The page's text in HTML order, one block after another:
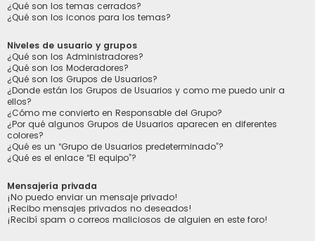
¿Qué son los temas cerrados?
¿Qué son los iconos para los temas?
Niveles de usuario y grupos
¿Qué son los Administradores?
¿Qué son los Moderadores?
¿Qué son los Grupos de Usuarios?
¿Donde están los Grupos de Usuarios y como me puedo unir a
ellos?
¿Cómo me convierto en Responsable del Grupo?
¿Por qué algunos Grupos de Usuarios aparecen en diferentes
colores?
¿Qué es un “Grupo de Usuarios predeterminado”?
¿Qué es el enlace “El equipo”?
Mensajería privada
¡No puedo enviar un mensaje privado!
¡Recibo mensajes privados no deseados!
¡Recibí spam o correos maliciosos de alguien en este foro!